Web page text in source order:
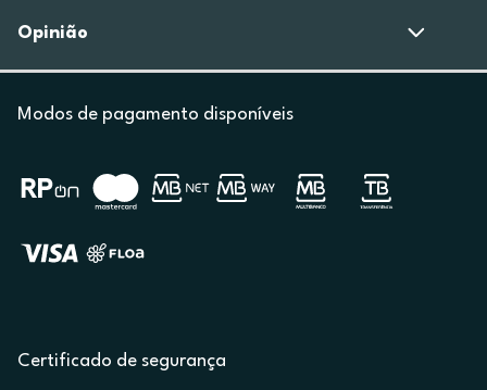
Opinião
Modos de pagamento disponíveis
Certificado de segurança